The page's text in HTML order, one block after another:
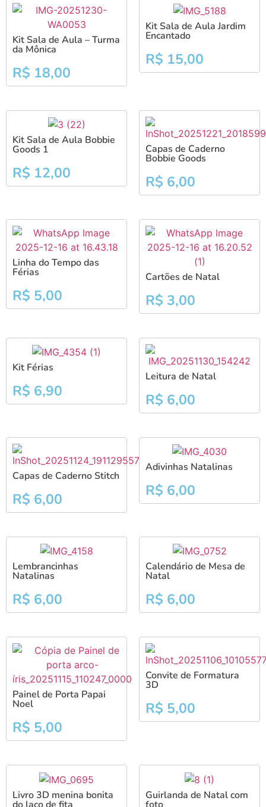
Kit Sala de Aula – Turma
da Mônica
R$ 18,00
Kit Sala de Aula Jardim
Encantado
R$ 15,00
Kit Sala de Aula Bobbie
Goods 1
R$ 12,00
Capas de Caderno
Bobbie Goods
R$ 6,00
Linha do Tempo das
Férias
R$ 5,00
Cartões de Natal
R$ 3,00
Kit Férias
R$ 6,90
Leitura de Natal
R$ 6,00
Capas de Caderno Stitch
R$ 6,00
Adivinhas Natalinas
R$ 6,00
Lembrancinhas
Natalinas
R$ 6,00
Calendário de Mesa de
Natal
R$ 6,00
Painel de Porta Papai
Noel
R$ 5,00
Convite de Formatura
3D
R$ 5,00
Livro 3D menina bonita Guirlanda de Natal com